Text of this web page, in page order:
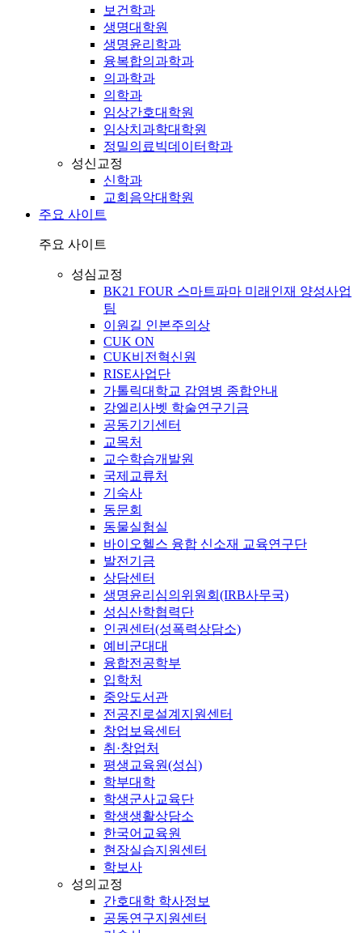
보건학과
생명대학원
생명윤리학과
융복합의과학과
의과학과
의학과
임상간호대학원
임상치과학대학원
정밀의료빅데이터학과
성신교정
신학과
교회음악대학원
주요 사이트
주요 사이트
성심교정
BK21 FOUR 스마트파마 미래인재 양성사업
팀
이원길 인본주의상
CUK ON
CUK비전혁신원
RISE사업단
가톨릭대학교 감염병 종합안내
강엘리사벳 학술연구기금
공동기기센터
교목처
교수학습개발원
국제교류처
기숙사
동문회
동물실험실
바이오헬스 융합 신소재 교육연구단
발전기금
상담센터
생명윤리심의위원회(IRB사무국)
성심산학협력단
인권센터(성폭력상담소)
예비군대대
융합전공학부
입학처
중앙도서관
전공진로설계지원센터
창업보육센터
취·창업처
평생교육원(성심)
학부대학
학생군사교육단
학생생활상담소
한국어교육원
현장실습지원센터
학보사
성의교정
간호대학 학사정보
공동연구지원센터